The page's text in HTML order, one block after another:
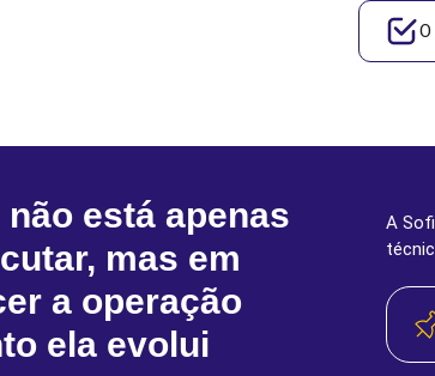
está apenas
mas em
a operação
ela evolui
A